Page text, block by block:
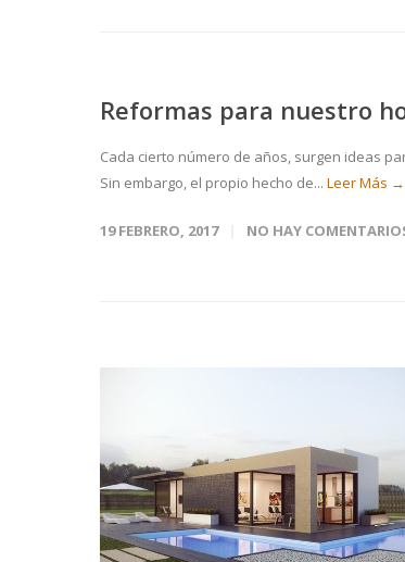
Reformas para nuestro
Cada cierto número de años, surgen ideas
Sin embargo, el propio hecho de... Leer Más →
19 FEBRERO, 2017 NO HAY